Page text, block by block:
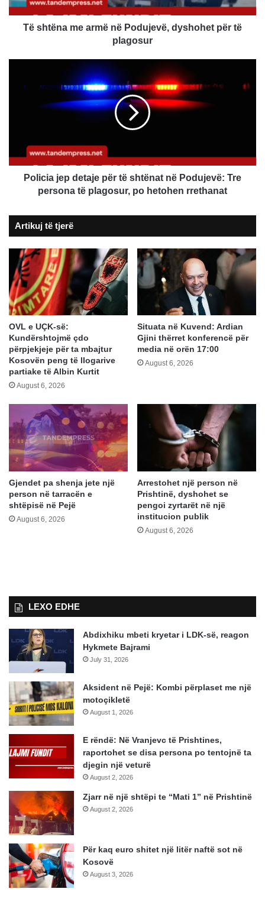
të
plagosurTë shtëna me armë në Podujevë, dyshohet për të
plagosur
detaje
Podujevë:
Tre
persona
po
hetohen
rrethanat
Policia jep detaje për të shtënat në Podujevë: Tre
persona të plagosur, po hetohen rrethanat
Artikuj të tjerë
OVL e UÇK-së:
Kundërshtojmë çdo
përpjekjeje për ta mbajtur
Kosovën peng të llogarive
partiake të Albin Kurtit
August 6, 2026
Situata në Kuvend: Ardian
Gjini thërret konferencë për
media në orën 17:00
August 6, 2026
Gjendet pa shenja jete një
person në tarracën e
shtëpisë në Pejë
August 6, 2026
Arrestohet një person në
Prishtinë, dyshohet se
pengoi zyrtarët në një
institucion publik
August 6, 2026
LEXO EDHE
Abdixhiku mbeti kryetar i LDK-së, reagon
Hykmete Bajrami
July 31, 2026
Aksident në Pejë: Kombi përplaset me një
motoçikletë
August 1, 2026
E rëndë: Në Vranjevc të Prishtines,
raportohet se disa persona po tentojnë ta
djegin një veturë
August 2, 2026
Zjarr në një shtëpi te “Mati 1” në Prishtinë
August 2, 2026
Për kaq euro shitet një litër naftë sot në
Kosovë
August 3, 2026